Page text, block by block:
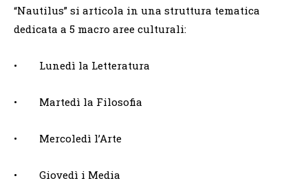
“Nautilus” si articola in una struttura tematica
dedicata a 5 macro aree culturali:
• Lunedì la Letteratura
• Martedì la Filosofia
• Mercoledì l’Arte
• Giovedì i Media